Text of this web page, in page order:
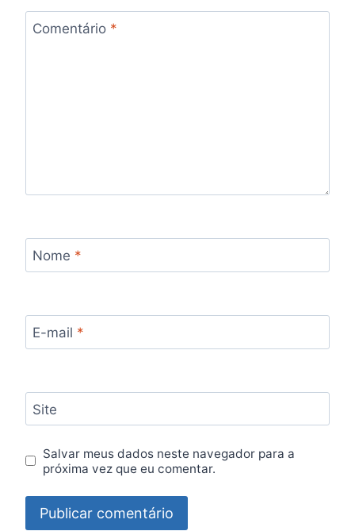
Comentário *
Nome *
E-mail *
Site
Salvar meus dados neste navegador para a
próxima vez que eu comentar.